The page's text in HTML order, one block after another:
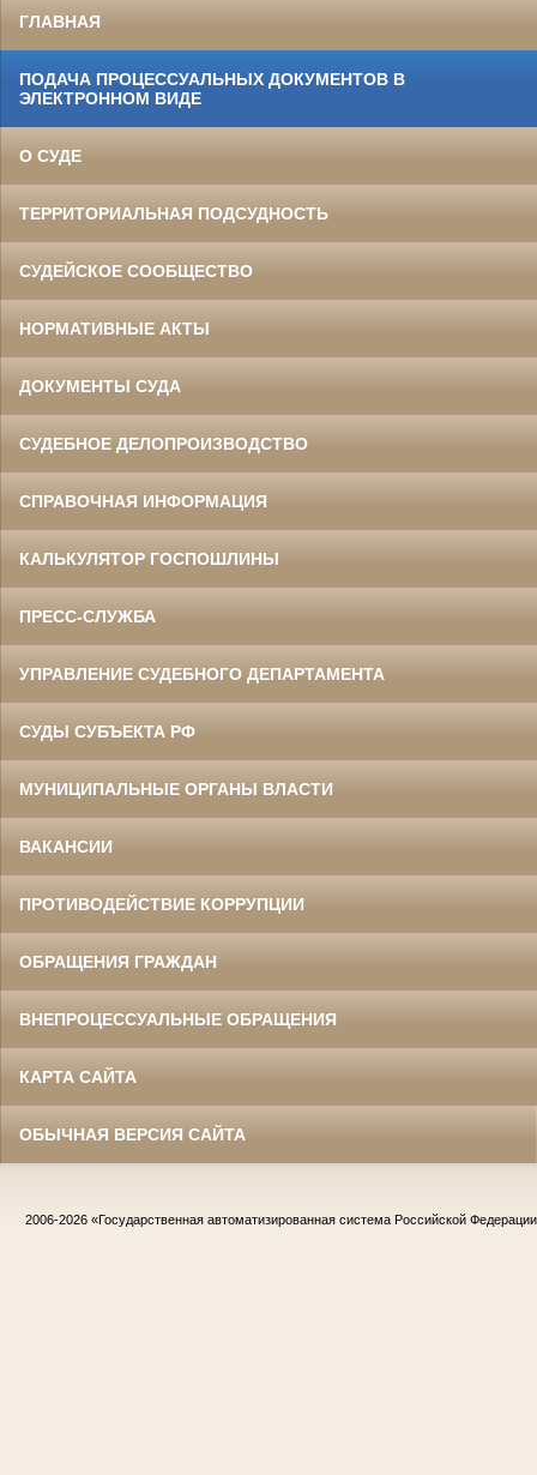
ГЛАВНАЯ
ПОДАЧА ПРОЦЕССУАЛЬНЫХ ДОКУМЕНТОВ В
ЭЛЕКТРОННОМ ВИДЕ
О СУДЕ
ТЕРРИТОРИАЛЬНАЯ ПОДСУДНОСТЬ
СУДЕЙСКОЕ СООБЩЕСТВО
НОРМАТИВНЫЕ АКТЫ
ДОКУМЕНТЫ СУДА
СУДЕБНОЕ ДЕЛОПРОИЗВОДСТВО
СПРАВОЧНАЯ ИНФОРМАЦИЯ
КАЛЬКУЛЯТОР ГОСПОШЛИНЫ
ПРЕСС-СЛУЖБА
УПРАВЛЕНИЕ СУДЕБНОГО ДЕПАРТАМЕНТА
СУДЫ СУБЪЕКТА РФ
МУНИЦИПАЛЬНЫЕ ОРГАНЫ ВЛАСТИ
ВАКАНСИИ
ПРОТИВОДЕЙСТВИЕ КОРРУПЦИИ
ОБРАЩЕНИЯ ГРАЖДАН
ВНЕПРОЦЕССУАЛЬНЫЕ ОБРАЩЕНИЯ
КАРТА САЙТА
ОБЫЧНАЯ ВЕРСИЯ САЙТА
2006-2026 «Государственная автоматизированная система Российской